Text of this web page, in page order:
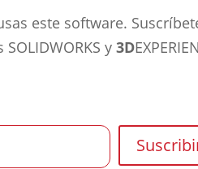
este software.
y 3D